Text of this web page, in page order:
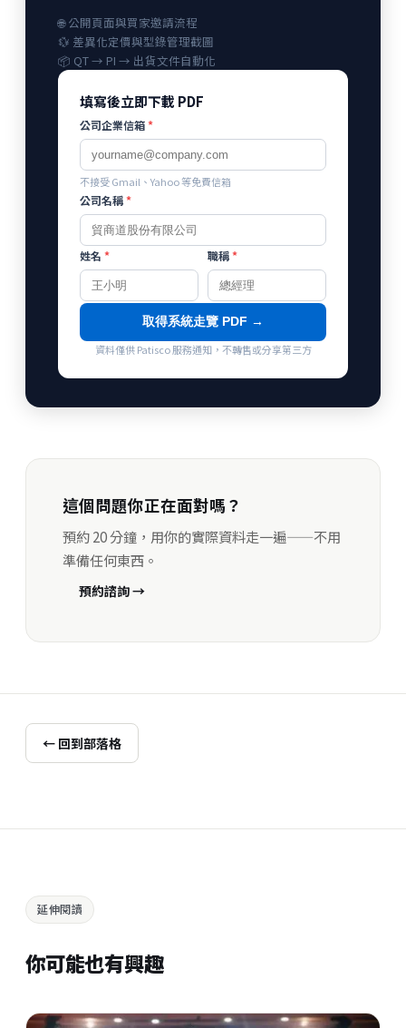
🌐 公開頁面與買家邀請流程
💱 差異化定價與型錄管理截圖
📦 QT → PI → 出貨文件自動化
填寫後立即下載 PDF
公司企業信箱*
不接受 Gmail、Yahoo 等免費信箱
公司名稱*
姓名 * 職稱*
取得系統走覽 PDF →
資料僅供 Patisco 服務通知，不轉售或分享第三方
這個問題你正在面對嗎？
預約 20 分鐘，用你的實際資料走一遍——不用
準備任何東西。
預約諮詢 →
← 回到部落格
延伸閱讀
你可能也有興趣